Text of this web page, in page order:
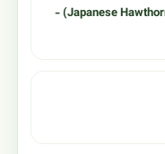
معرفی گیاه زالزالک ژاپنی (Japanese Hawthorn) -